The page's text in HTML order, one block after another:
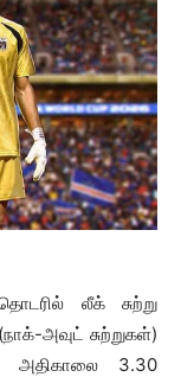
லீக் சுற்று
அவுட் சுற்றுகள்)
அதிகாலை 3.30